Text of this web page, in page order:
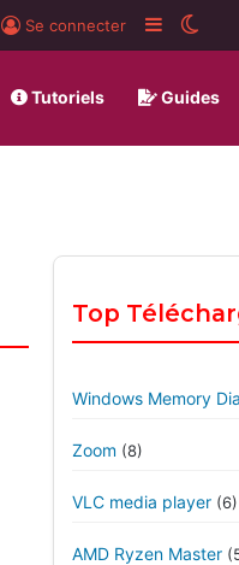
BlueSky
Se connecter Sidebar
Tutoriels Guides
Top
Windows Memory
Zoom (8)
VLC media player (6)
AMD Ryzen Master